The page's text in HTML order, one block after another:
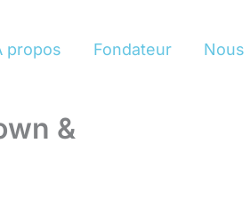
propos Fondateur Nous
&